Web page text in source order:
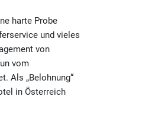
harte Probe
und vieles
von
vom
Als „Belohnung“
in Österreich